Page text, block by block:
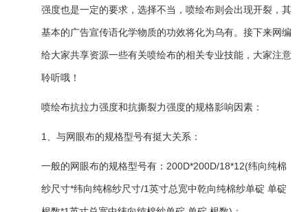
强度也是一定的要求，选择不当，喷绘布则会出现开裂，其
基本的广告宣传语化学物质的功效将化为乌有。接下来网编
给大家共享资源一些有关喷绘布的相关专业技能，大家注意
聆听哦！
喷绘布抗拉力强度和抗撕裂力强度的规格影响因素：
1、与网眼布的规格型号有挺大关系：
一般的网眼布的规格型号有：200D*200D/18*12(纬向纯棉
纱尺寸*纬向纯棉纱尺寸/1英寸总宽中乾向纯棉纱单碇 单碇